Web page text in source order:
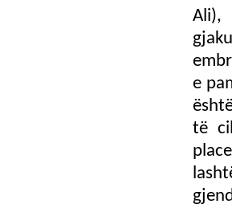
Ali),
e
të